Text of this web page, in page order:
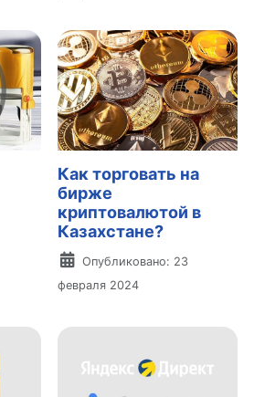
Как торговать на
бирже
криптовалютой в
Казахстане?
Информация о
Опубликовано: 23
февраля 2024